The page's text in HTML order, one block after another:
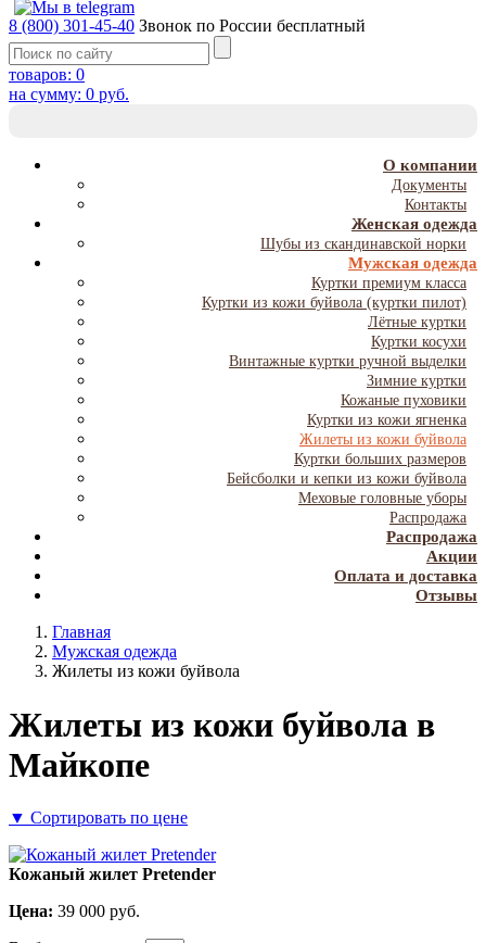
8 (800) 301-45-40 Звонок по России бесплатный
товаров: 0
на сумму: 0 руб.
О компании
Документы
Контакты
Женская одежда
Шубы из скандинавской норки
Мужская одежда
Куртки премиум класса
Куртки из кожи буйвола (куртки пилот)
Лётные куртки
Куртки косухи
Винтажные куртки ручной выделки
Зимние куртки
Кожаные пуховики
Куртки из кожи ягненка
Жилеты из кожи буйвола
Куртки больших размеров
Бейсболки и кепки из кожи буйвола
Меховые головные уборы
Распродажа
Распродажа
Акции
Оплата и доставка
Отзывы
Главная
Мужская одежда
Жилеты из кожи буйвола
Жилеты из кожи буйвола в
Майкопе
▼ Сортировать по цене
Кожаный жилет Pretender
Цена: 39 000 руб.